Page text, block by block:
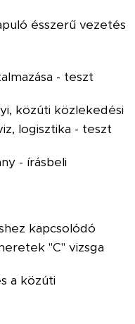
ésszerű vezetés
- teszt
közúti közlekedési
logisztika - teszt
- írásbeli
kapcsolódó
"C" vizsga
a közúti